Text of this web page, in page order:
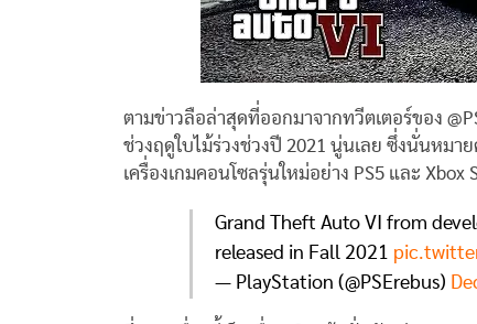
ตามข่าวลือล่าสุดที่ออกมาจากทวีตเตอร์ของ
ช่วงฤดูใบไม้ร่วงช่วงปี 2021 นู่นเลย ซึ่งนั่นหม
เครื่องเกมคอนโซลรุ่นใหม่อย่าง PS5 และ Xbox
Grand Theft Auto VI from
released in Fall 2021
— PlayStation (@PSErebus)